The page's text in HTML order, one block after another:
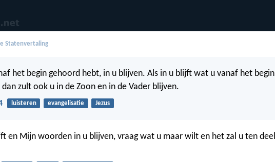
Statenvertaling
het begin gehoord hebt, in u blijven. Als in u blijft wat u vanaf het begin
zult ook u in de Zoon en in de Vader blijven.
luisteren evangelisatie Jezus
en Mijn woorden in u blijven, vraag wat u maar wilt en het zal u ten deel